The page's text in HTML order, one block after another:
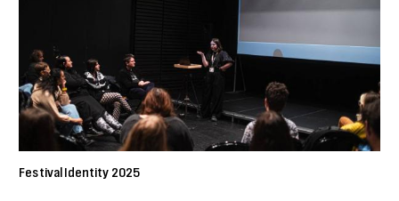
Festival Identity 2025